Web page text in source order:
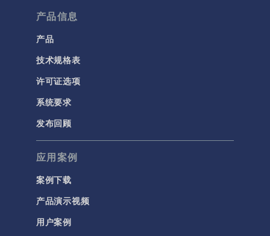
产品信息
产品
技术规格表
许可证选项
系统要求
发布回顾
应用案例
案例下载
产品演示视频
用户案例